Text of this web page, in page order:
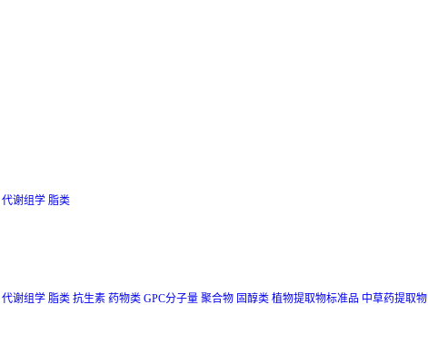
代谢组学 脂类
代谢组学 脂类 抗生素 药物类 GPC分子量 聚合物 固醇类 植物提取物标准品 中草药提取物